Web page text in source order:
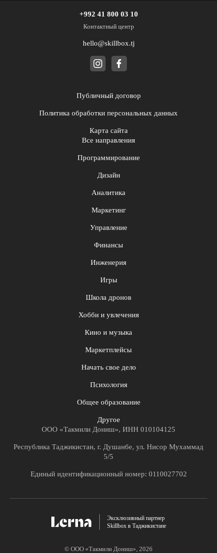
+992 41 800 03 10
Контактный центр
hello@skillbox.tj
Публичный договор
Политика обработки персональных данных
Карта сайта
Все направления
Программирование
Дизайн
Аналитика
Маркетинг
Управление
Финансы
Инженерия
Игры
Школа дронов
Хобби и увлечения
Кино и музыка
Маркетплейсы
Начать свое дело
Психология
Общее образование
Другое
ООО «Такмили Дониш», ИНН 010104125
Республика Таджикистан, г. Душанбе, ул. Нисор Мухаммад
5/5
Единый идентификационный номер: 0110027702
Эксклюзивный партнер
Skillbox в Таджикистане
© ООО «Такмили Дониш», 2026